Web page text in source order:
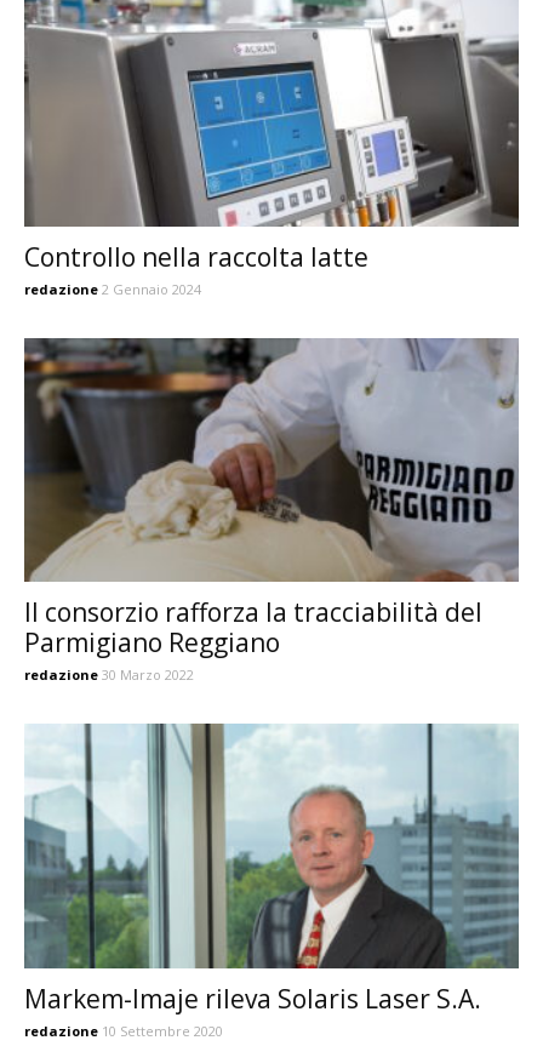
Controllo nella raccolta latte
redazione 2 Gennaio 2024
Il consorzio rafforza la tracciabilità del
Parmigiano Reggiano
redazione 30 Marzo 2022
Markem-Imaje rileva Solaris Laser S.A.
redazione 10 Settembre 2020